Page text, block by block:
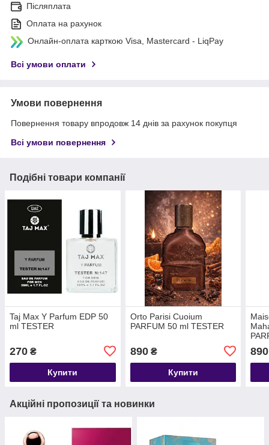
Післяплата
Оплата на рахунок
Онлайн-оплата карткою Visa, Mastercard - LiqPay
Всі умови оплати
Умови повернення
Повернення товару впродовж 14 днів за рахунок покупця
Всі умови повернення
Подібні товари компанії
Taj Max Y Parfum EDP 50
ml TESTER
270 ₴
Купити
Orto Parisi Cuoium
PARFUM 50 ml TESTER
890₴
Купити
890
Акційні пропозиції та новинки